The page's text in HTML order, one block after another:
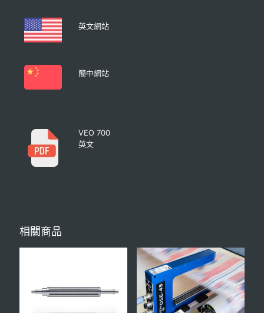
英文網站
簡中網站
VEO 700
英文
相關商品